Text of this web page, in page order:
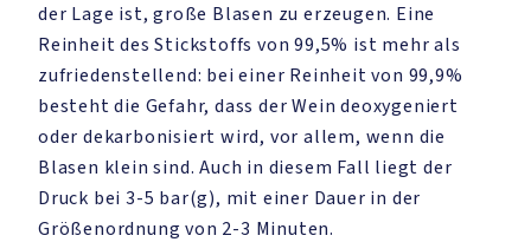
der Lage ist, große Blasen zu erzeugen. Eine
Reinheit des Stickstoffs von 99,5% ist mehr als
zufriedenstellend: bei einer Reinheit von 99,9%
besteht die Gefahr, dass der Wein deoxygeniert
oder dekarbonisiert wird, vor allem, wenn die
Blasen klein sind. Auch in diesem Fall liegt der
Druck bei 3-5 bar(g), mit einer Dauer in der
Größenordnung von 2-3 Minuten.